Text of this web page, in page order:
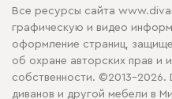
Все ресурсы сайта
графическую и видео
оформление страниц,
об охране авторских прав и
собственности. ©2013-2026.
диванов и другой мебели в